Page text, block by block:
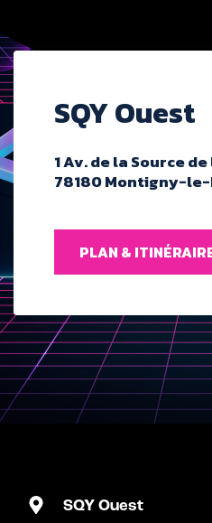
SQY Ouest
1 Av. de la Source
78180 Montigny-
PLAN &
SQY Ouest